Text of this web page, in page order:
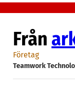
Från
Företag
Teamwork